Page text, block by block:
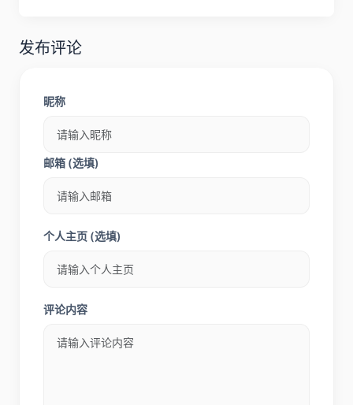
发布评论
昵称
邮箱 (选填)
个人主页 (选填)
评论内容